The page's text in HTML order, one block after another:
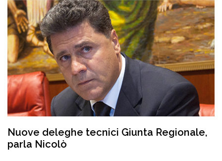
Nuove deleghe tecnici Giunta Regionale,
parla Nicolò